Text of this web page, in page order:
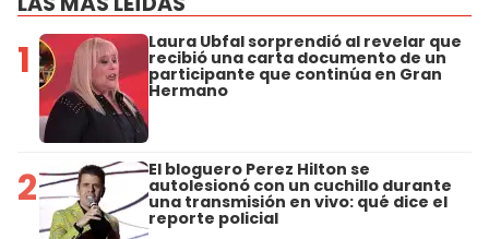
1 Laura Ubfal sorprendió al revelar que
recibió una carta documento de un
participante que continúa en Gran
Hermano
2 El bloguero Perez Hilton se
autolesionó con un cuchillo durante
una transmisión en vivo: qué dice el
reporte policial